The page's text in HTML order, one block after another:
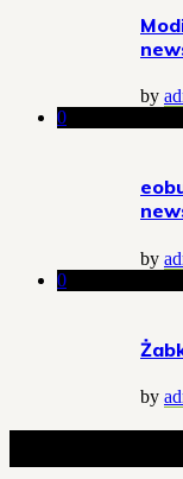
by
0
by
0
by